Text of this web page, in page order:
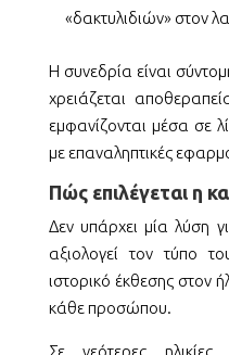
«δακτυλιδιών» στον
Η συνεδρία είναι
χρειάζεται
εμφανίζονται μέσα σε
με επαναληπτικές
Πώς επιλέγεται η
Δεν υπάρχει μία λύση
αξιολογεί τον τύπο
ιστορικό έκθεσης στον
κάθε προσώπου.
Σε νεότερες